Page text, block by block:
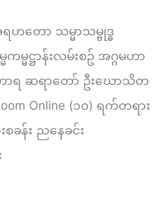
တော သမ္မာသမ္ဗုဒ္ဓ
မဋ္ဌာန်းလမ်းစဥ် အဂ္ဂမဟာ
ဝိဟာရ ဆရာတော် ဦးဃောသိတ
Online (၁၀) ရက်တရား
ခန်း ညနေခင်း